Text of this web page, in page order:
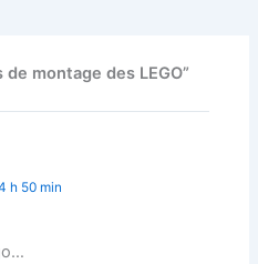
montage des LEGO”
h 50 min